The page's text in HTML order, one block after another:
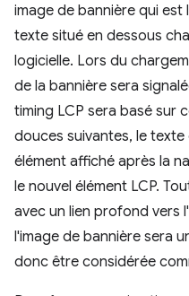
image de bannière qui est
texte situé en dessous
logicielle. Lors du
de la bannière sera
timing LCP sera basé sur
douces suivantes, le
élément affiché après la
le nouvel élément LCP.
avec un lien profond vers
l'image de bannière sera
donc être considérée